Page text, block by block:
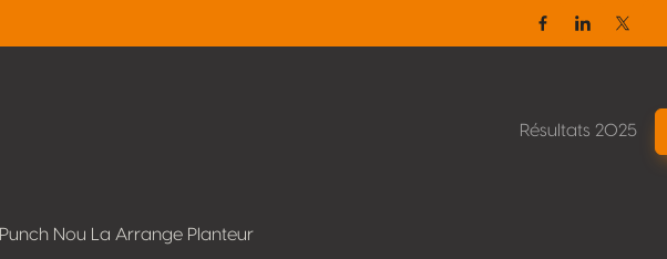
FacebookLinkedin
Résultats 2025
Punch Nou La Arrange Planteur